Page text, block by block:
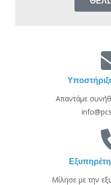
Απαντάμε
Μίλησε με την